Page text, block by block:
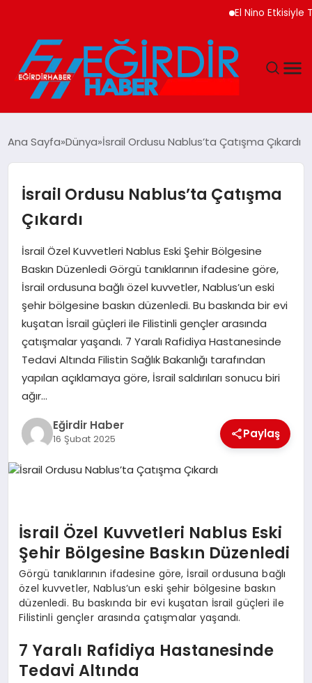
El Nino Etkisiyle
EĞITIM
EKONOMI
MAGAZIN
SIYASET
SPOR
TEKNOLOJI
YAŞAM
Ana Sayfa Dünya İsrail Ordusu Nablus’ta Çatışma Çıkardı
İsrail Ordusu Nablus’ta Çatışma
Çıkardı
İsrail Özel Kuvvetleri Nablus Eski Şehir Bölgesine
Baskın Düzenledi Görgü tanıklarının ifadesine göre,
İsrail ordusuna bağlı özel kuvvetler, Nablus’un eski
şehir bölgesine baskın düzenledi. Bu baskında bir evi
kuşatan İsrail güçleri ile Filistinli gençler arasında
çatışmalar yaşandı. 7 Yaralı Rafidiya Hastanesinde
Tedavi Altında Filistin Sağlık Bakanlığı tarafından
yapılan açıklamaya göre, İsrail saldırıları sonucu biri
ağır…
Eğirdir Haber
16 Şubat 2025 Paylaş
İsrail Özel Kuvvetleri Nablus Eski
Şehir Bölgesine Baskın Düzenledi
Görgü tanıklarının ifadesine göre, İsrail ordusuna bağlı
özel kuvvetler, Nablus’un eski şehir bölgesine baskın
düzenledi. Bu baskında bir evi kuşatan İsrail güçleri ile
Filistinli gençler arasında çatışmalar yaşandı.
7 Yaralı Rafidiya Hastanesinde
Tedavi Altında